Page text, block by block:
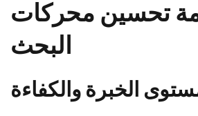
تحسين محركات
البحث
الخبرة والكفاءة